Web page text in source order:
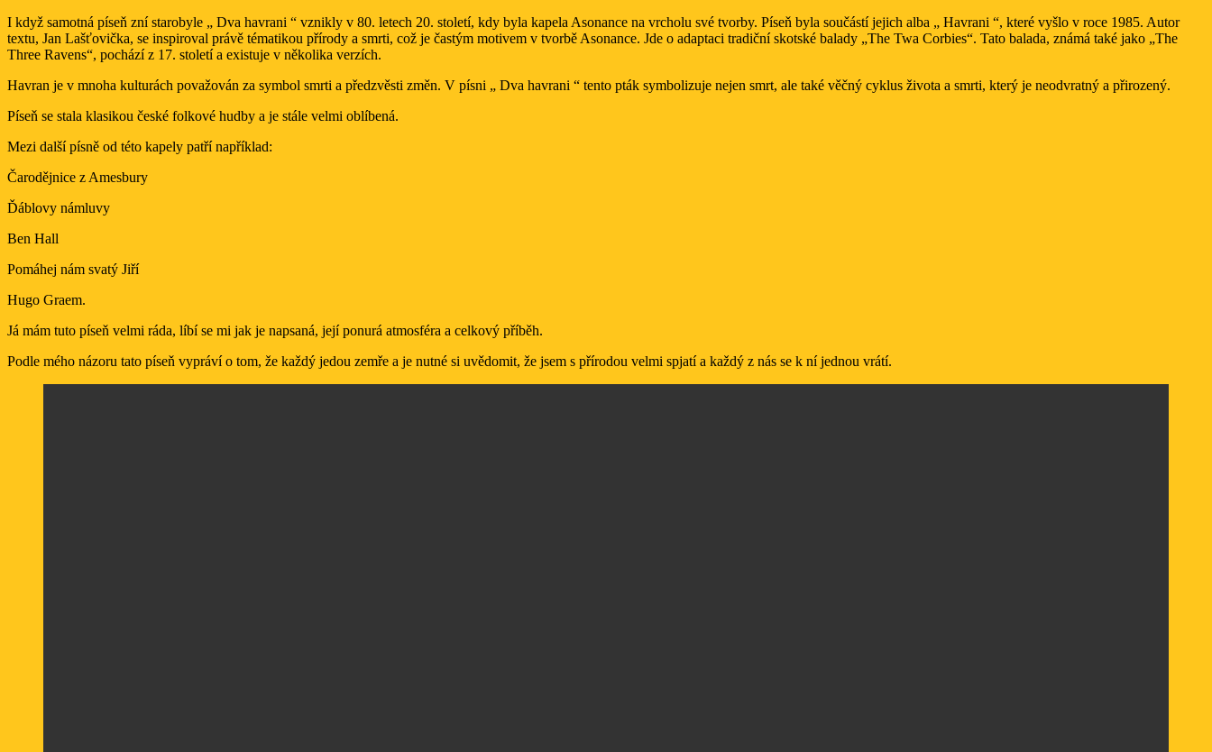
I když samotná píseň zní starobyle „ Dva havrani “ vznikly v 80. letech 20. století, kdy byla kapela Asonance na vrcholu své tvorby. Píseň byla součástí jejich alba „ Havrani “, které vyšlo v roce 1985. Autor
textu, Jan Lašťovička, se inspiroval právě tématikou přírody a smrti, což je častým motivem v tvorbě Asonance. Jde o adaptaci tradiční skotské balady „The Twa Corbies“. Tato balada, známá také jako „The
Three Ravens“, pochází z 17. století a existuje v několika verzích.
Havran je v mnoha kulturách považován za symbol smrti a předzvěsti změn. V písni „ Dva havrani “ tento pták symbolizuje nejen smrt, ale také věčný cyklus života a smrti, který je neodvratný a přirozený.
Píseň se stala klasikou české folkové hudby a je stále velmi oblíbená.
Mezi další písně od této kapely patří například:
Čarodějnice z Amesbury
Ďáblovy námluvy
Ben Hall
Pomáhej nám svatý Jiří
Hugo Graem.
Já mám tuto píseň velmi ráda, líbí se mi jak je napsaná, její ponurá atmosféra a celkový příběh.
Podle mého názoru tato píseň vypráví o tom, že každý jedou zemře a je nutné si uvědomit, že jsem s přírodou velmi spjatí a každý z nás se k ní jednou vrátí.